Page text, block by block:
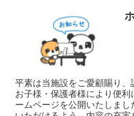
平素は当施設をご愛顧賜り、
お子様・保護者様により便
ームページを公開いたしま